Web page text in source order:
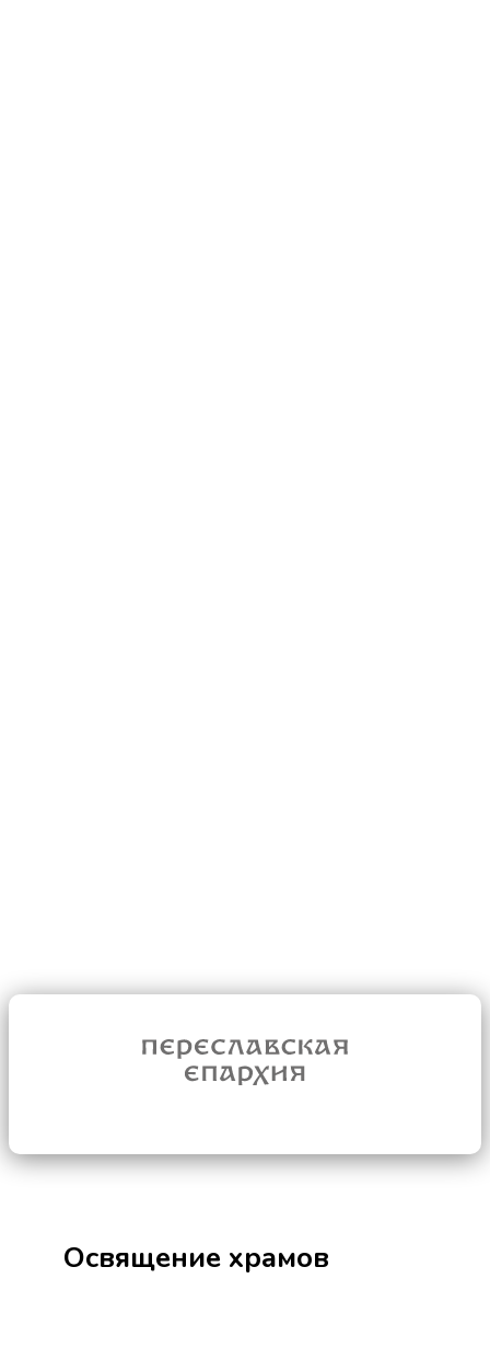
Освящение храмов